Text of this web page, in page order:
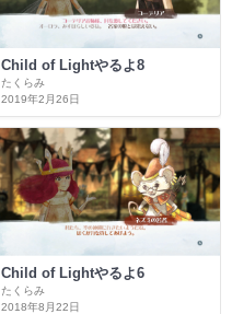
Child of Lightやるよ8
たくらみ
2019年2月26日
Child of Lightやるよ6
たくらみ
2018年8月22日